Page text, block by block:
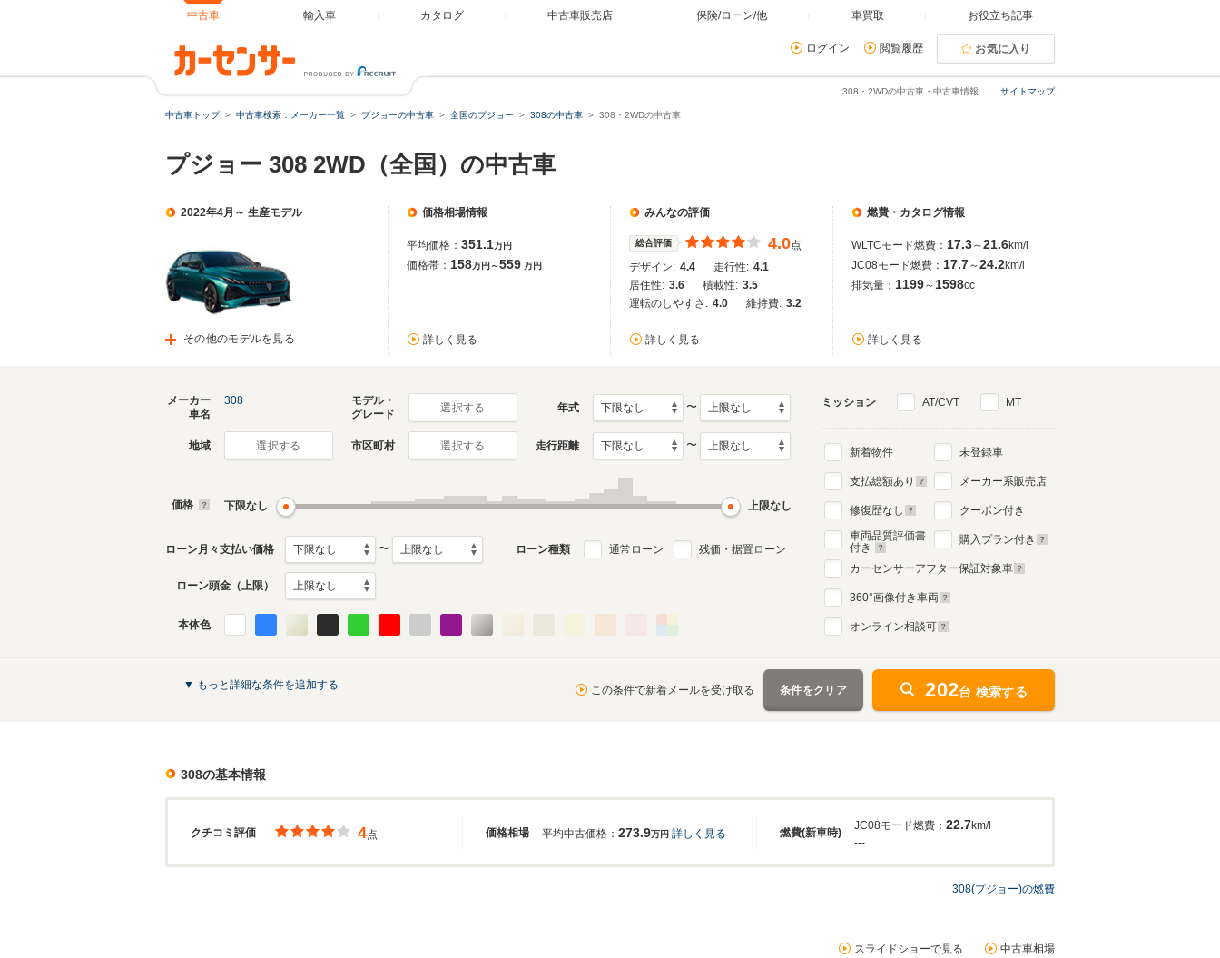
中古車 輸入車 カタログ 中古車販売店 保険/ローン/他 車買取 お役立ち記事
ログイン 閲覧履歴 お気に入り
サイトマップ
308・2WDの中古車・中古車情報
中古車トップ 中古車検索：メーカー一覧 プジョーの中古車 全国のプジョー 308の中古車 308・2WDの中古車
プジョー 308 2WD（全国）の中古車
2022年4月～ 生産モデル
その他のモデルを見る
価格相場情報
平均価格： 351.1万円
価格帯： 158万円～559 万円
詳しく見る
みんなの評価
総合評価 4.0点
デザイン: 4.4 走行性: 4.1
居住性: 3.6 積載性: 3.5
運転のしやすさ: 4.0 維持費: 3.2
詳しく見る
燃費・カタログ情報
WLTCモード燃費： 17.3～21.6km/l
JC08モード燃費： 17.7～24.2km/l
排気量： 1199～ 1598cc
詳しく見る
生産モデル
2008年6月～2014年10月
生産モデル
308のカタログを見る
メーカー
車名
308
モデル・
グレード
選択する 年式 〜
地域 選択する 市区町村 選択する 走行距離 〜
価格 下限なし 上限なし
ローン月々支払い価格 〜 ローン種類 通常ローン 残価・据置ローン
ローン頭金（上限）
本体色
ミッション AT/CVT MT
新着物件
支払総額あり
修復歴なし
車両品質評価書
付き
未登録車
メーカー系販売店
クーポン付き
購入プラン付き
カーセンサーアフター保証対象車
360°画像付き車両
オンライン相談可
▼ もっと詳細な条件を追加する この条件で新着メールを受け取る 条件をクリア 202台 検索する
308の基本情報
クチコミ評価 価格相場 燃費(新車時)
4点 平均中古価格： 273.9万円 詳しく見る
JC08モード燃費： 22.7km/l
---
308(プジョー)の燃費
スライドショーで見る 中古車相場